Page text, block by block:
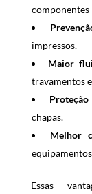
componentes
impressos.
Maior
travamentos
chapas.
Melhor
Essas